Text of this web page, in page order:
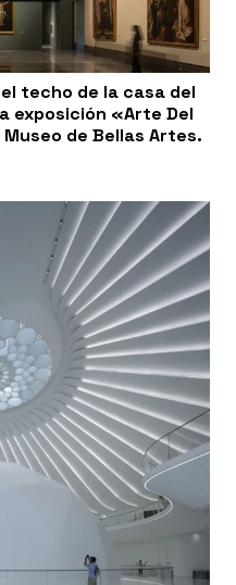
techo de la casa del
exposición «Arte Del
de Bellas Artes.